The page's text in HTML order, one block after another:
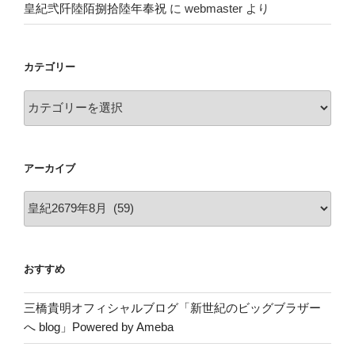
皇紀弐阡陸陌捌拾陸年奉祝 に webmaster より
カテゴリー
テ
ー
アーカイブ
ブ
おすすめ
三橋貴明オフィシャルブログ「新世紀のビッグブラザー
へ blog」Powered by Ameba